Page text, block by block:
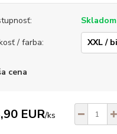
Skladom
/ farba:
cena
EUR/ks